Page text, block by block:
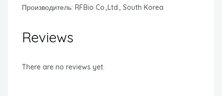
Производитель: RFBio Co.,Ltd., South Korea
Reviews
There are no reviews yet.